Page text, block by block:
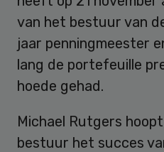
van het bestuur van
jaar penningmeester
lang de portefeuille
hoede gehad.
Michael Rutgers
bestuur het succes